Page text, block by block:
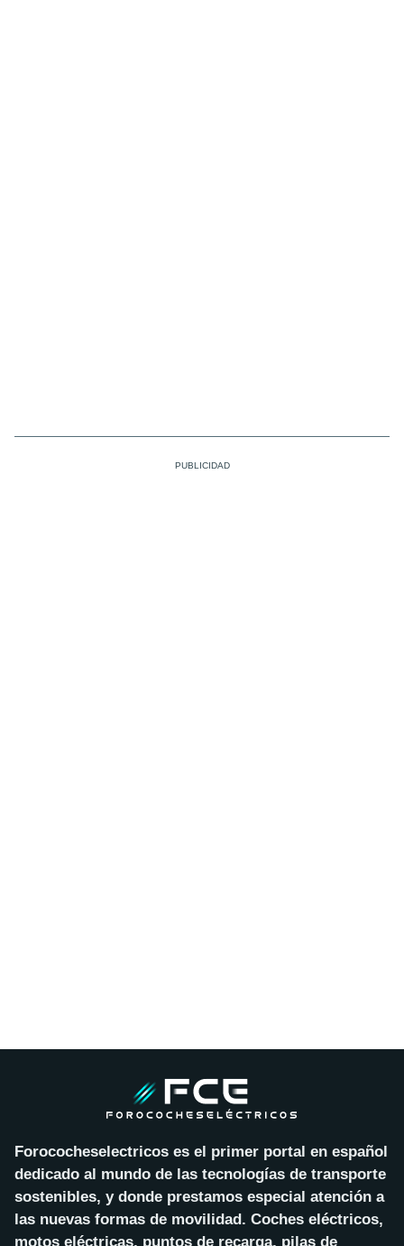
Forococheselectricos es el primer portal en español
dedicado al mundo de las tecnologías de transporte
sostenibles, y donde prestamos especial atención a
las nuevas formas de movilidad. Coches eléctricos,
motos eléctricas, puntos de recarga, pilas de